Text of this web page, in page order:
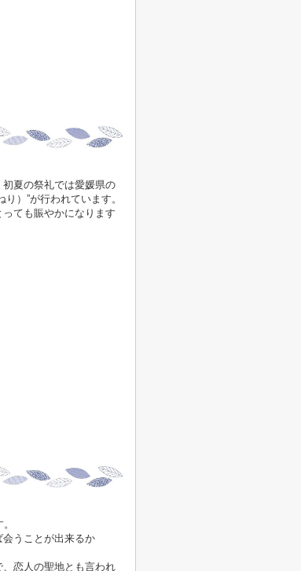
夏の祭礼では愛媛県の
）”が行われています。
ても賑やかになります
うことが出来るか
恋人の聖地とも言われ